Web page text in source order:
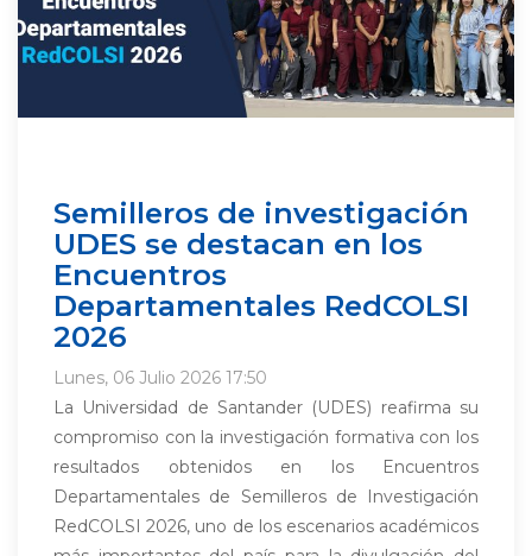
Semilleros de investigación
UDES se destacan en los
Encuentros
Departamentales RedCOLSI
2026
Lunes, 06 Julio 2026 17:50
La Universidad de Santander (UDES) reafirma su
compromiso con la investigación formativa con los
resultados obtenidos en los Encuentros
Departamentales de Semilleros de Investigación
RedCOLSI 2026, uno de los escenarios académicos